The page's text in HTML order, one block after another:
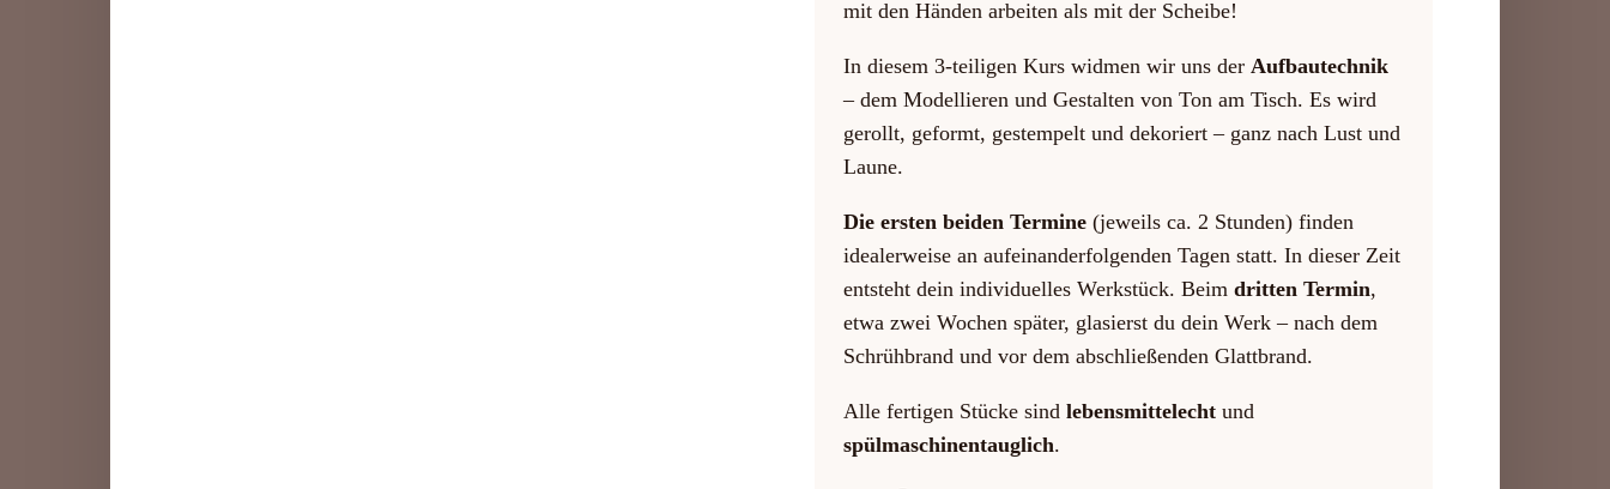
mit den Händen arbeiten als mit der Scheibe!
In diesem 3-teiligen Kurs widmen wir uns der Aufbautechnik
– dem Modellieren und Gestalten von Ton am Tisch. Es wird
gerollt, geformt, gestempelt und dekoriert – ganz nach Lust und
Laune.
Die ersten beiden Termine (jeweils ca. 2 Stunden) finden
idealerweise an aufeinanderfolgenden Tagen statt. In dieser Zeit
entsteht dein individuelles Werkstück. Beim dritten Termin,
etwa zwei Wochen später, glasierst du dein Werk – nach dem
Schrühbrand und vor dem abschließenden Glattbrand.
Alle fertigen Stücke sind lebensmittelecht und
spülmaschinentauglich.